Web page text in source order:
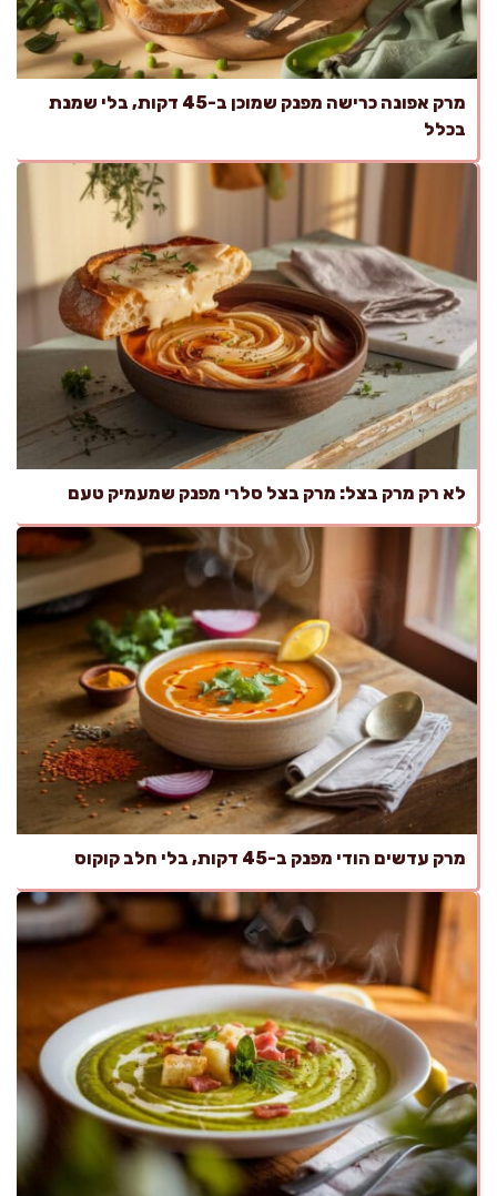
מרק אפונה כרישה מפנק שמוכן ב-45 דקות, בלי שמנת
בכלל
לא רק מרק בצל: מרק בצל סלרי מפנק שמעמיק טעם
מרק עדשים הודי מפנק ב-45 דקות, בלי חלב קוקוס